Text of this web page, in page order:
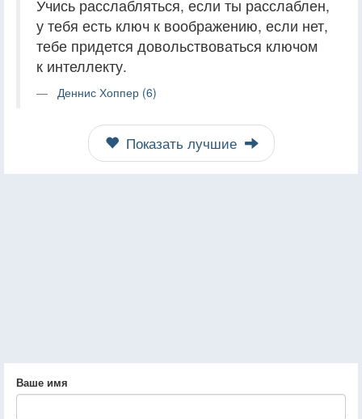
Учись расслабляться, если ты расслаблен,
у тебя есть ключ к воображению, если нет,
тебе придется довольствоваться ключом
к интеллекту.
Деннис Хоппер (6)
Показать лучшие
Ваше имя